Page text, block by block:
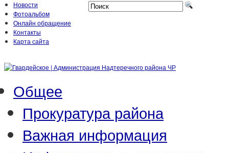
Новости
Фотоальбом
Онлайн обращение
Контакты
Карта сайта
Общее
Прокуратура района
Важная информация